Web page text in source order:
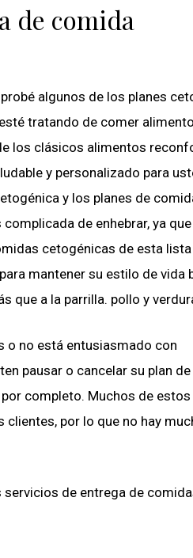
de comida
algunos de los planes
tratando de comer
los clásicos alimentos
y personalizado para
y los planes de
de enhebrar, ya
cetogénicas de esta
mantener su estilo de vida
que a la parrilla. pollo y
o no está entusiasmado con
pausar o cancelar su plan
completo. Muchos de
por lo que no hay
de entrega de